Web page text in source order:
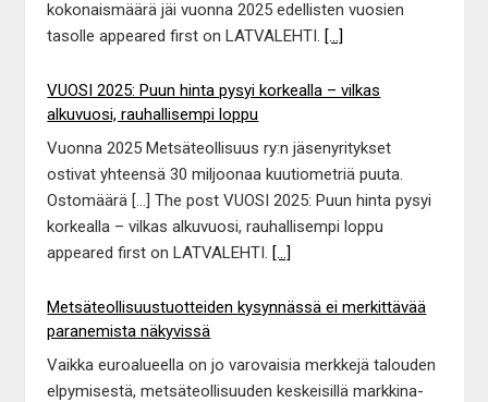
kokonaismäärä jäi vuonna 2025 edellisten vuosien
tasolle appeared first on LATVALEHTI. [...]
VUOSI 2025: Puun hinta pysyi korkealla – vilkas
alkuvuosi, rauhallisempi loppu
Vuonna 2025 Metsäteollisuus ry:n jäsenyritykset
ostivat yhteensä 30 miljoonaa kuutiometriä puuta.
Ostomäärä […] The post VUOSI 2025: Puun hinta pysyi
korkealla – vilkas alkuvuosi, rauhallisempi loppu
appeared first on LATVALEHTI. [...]
Metsäteollisuustuotteiden kysynnässä ei merkittävää
paranemista näkyvissä
Vaikka euroalueella on jo varovaisia merkkejä talouden
elpymisestä, metsäteollisuuden keskeisillä markkina-